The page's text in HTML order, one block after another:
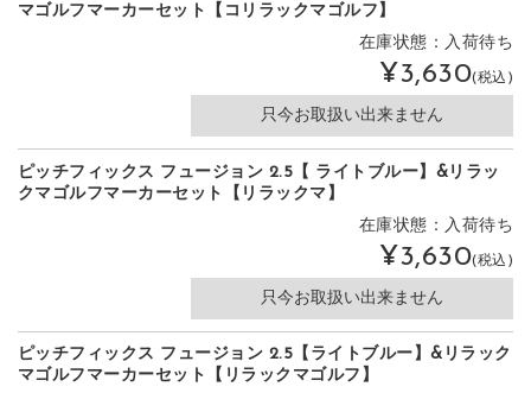
マゴルフマーカーセット【コリラックマゴルフ】
在庫状態：入荷待ち
¥3,630(税込)
只今お取扱い出来ません
ピッチフィックス フュージョン 2.5【 ライトブルー】&リラッ
クマゴルフマーカーセット【リラックマ】
在庫状態：入荷待ち
¥3,630(税込)
只今お取扱い出来ません
ピッチフィックス フュージョン 2.5【ライトブルー】&リラック
マゴルフマーカーセット【リラックマゴルフ】